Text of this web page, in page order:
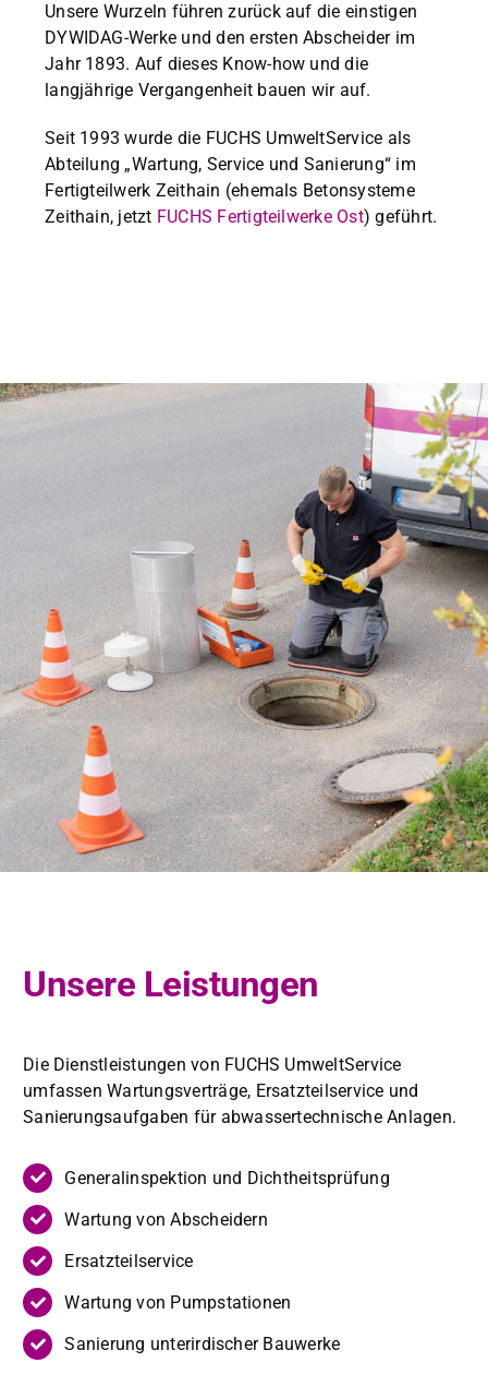
Unsere Wurzeln führen zurück auf die ein­sti­gen
DYWIDAG-Werke und den ersten Abschei­der im
Jahr 1893. Auf dieses Know-how und die
langjährige Ver­gan­gen­heit bauen wir auf.
Seit 1993 wurde die FUCHS Umwelt­Ser­vice als
Abteilung „Wartung, Ser­vice und Sanierung“ im
Fer­tigteil­w­erk Zei­thain (ehe­mals Beton­sys­teme
Zei­thain, jet­zt FUCHS Fer­tigteil­w­erke Ost) geführt.
Unsere Leistungen
Die Dien­stleis­tun­gen von FUCHS Umwelt­Ser­vice
umfassen Wartungsverträge, Ersatzteilser­vice und
Sanierungsauf­gaben für abwassertech­nis­che Anla­gen.
Gen­er­alin­spek­tion und Dichtheit­sprü­fung
Wartung von Abschei­dern
Ersatzteilser­vice
Wartung von Pump­sta­tio­nen
Sanierung unterirdis­ch­er Bauw­erke